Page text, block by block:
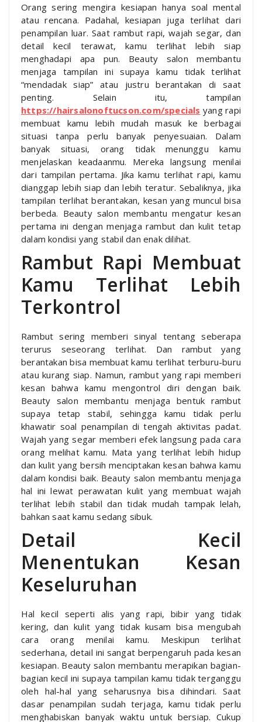
Orang sering mengira kesiapan hanya soal mental
atau rencana. Padahal, kesiapan juga terlihat dari
penampilan luar. Saat rambut rapi, wajah segar, dan
detail kecil terawat, kamu terlihat lebih siap
menghadapi apa pun. Beauty salon membantu
menjaga tampilan ini supaya kamu tidak terlihat
“mendadak siap” atau justru berantakan di saat
penting. Selain itu, tampilan
https://hairsalonoftucson.com/specials yang rapi
membuat kamu lebih mudah masuk ke berbagai
situasi tanpa perlu banyak penyesuaian. Dalam
banyak situasi, orang tidak menunggu kamu
menjelaskan keadaanmu. Mereka langsung menilai
dari tampilan pertama. Jika kamu terlihat rapi, kamu
dianggap lebih siap dan lebih teratur. Sebaliknya, jika
tampilan terlihat berantakan, kesan yang muncul bisa
berbeda. Beauty salon membantu mengatur kesan
pertama ini dengan menjaga rambut dan kulit tetap
dalam kondisi yang stabil dan enak dilihat.
Rambut Rapi Membuat
Kamu Terlihat Lebih
Terkontrol
Rambut sering memberi sinyal tentang seberapa
terurus seseorang terlihat. Dan rambut yang
berantakan bisa membuat kamu terlihat terburu-buru
atau kurang siap. Namun, rambut yang rapi memberi
kesan bahwa kamu mengontrol diri dengan baik.
Beauty salon membantu menjaga bentuk rambut
supaya tetap stabil, sehingga kamu tidak perlu
khawatir soal penampilan di tengah aktivitas padat.
Wajah yang segar memberi efek langsung pada cara
orang melihat kamu. Mata yang terlihat lebih hidup
dan kulit yang bersih menciptakan kesan bahwa kamu
dalam kondisi baik. Beauty salon membantu menjaga
hal ini lewat perawatan kulit yang membuat wajah
terlihat lebih stabil dan tidak mudah tampak lelah,
bahkan saat kamu sedang sibuk.
Detail Kecil
Menentukan Kesan
Keseluruhan
Hal kecil seperti alis yang rapi, bibir yang tidak
kering, dan kulit yang tidak kusam bisa mengubah
cara orang menilai kamu. Meskipun terlihat
sederhana, detail ini sangat berpengaruh pada kesan
kesiapan. Beauty salon membantu merapikan bagian-
bagian kecil ini supaya tampilan kamu tidak terganggu
oleh hal-hal yang seharusnya bisa dihindari. Saat
dasar penampilan sudah terjaga, kamu tidak perlu
menghabiskan banyak waktu untuk bersiap. Cukup